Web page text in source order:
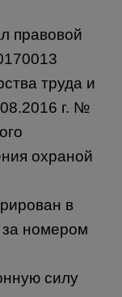
правовой
труда и
г. №
охраной
в
номером
силу